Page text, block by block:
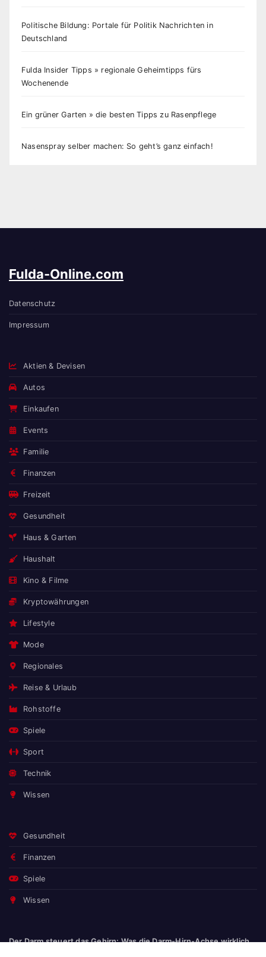
Politische Bildung: Portale für Politik Nachrichten in
Deutschland
Fulda Insider Tipps » regionale Geheimtipps fürs
Wochenende
Ein grüner Garten » die besten Tipps zu Rasenpflege
Nasenspray selber machen: So geht’s ganz einfach!
Fulda-Online.com
Datenschutz
Impressum
Aktien & Devisen
Autos
Einkaufen
Events
Familie
Finanzen
Freizeit
Gesundheit
Haus & Garten
Haushalt
Kino & Filme
Kryptowährungen
Lifestyle
Mode
Regionales
Reise & Urlaub
Rohstoffe
Spiele
Sport
Technik
Wissen
Gesundheit
Finanzen
Spiele
Wissen
Der Darm steuert das Gehirn: Was die Darm-Hirn-Achse wirklich